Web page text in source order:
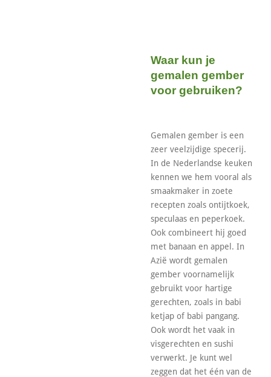
Waar kun je
gemalen gember
voor gebruiken?
Gemalen gember is een
zeer veelzijdige specerij.
In de Nederlandse keuken
kennen we hem vooral als
smaakmaker in zoete
recepten zoals ontijtkoek,
speculaas en peperkoek.
Ook combineert hij goed
met banaan en appel. In
Azië wordt gemalen
gember voornamelijk
gebruikt voor hartige
gerechten, zoals in babi
ketjap of babi pangang.
Ook wordt het vaak in
visgerechten en sushi
verwerkt. Je kunt wel
zeggen dat het één van de